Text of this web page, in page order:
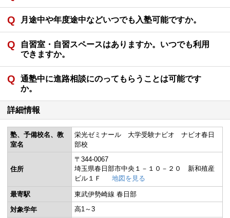
月途中や年度途中などいつでも入塾可能ですか。
自習室・自習スペースはありますか。いつでも利用
できますか。
通塾中に進路相談にのってもらうことは可能です
か。
詳細情報
塾、予備校名、教
室名
栄光ゼミナール 大学受験ナビオ ナビオ春日
部校
住所
〒344-0067
埼玉県春日部市中央１－１０－２０ 新和殖産
ビル１Ｆ
地図を見る
最寄駅
東武伊勢崎線 春日部
対象学年
高1～3